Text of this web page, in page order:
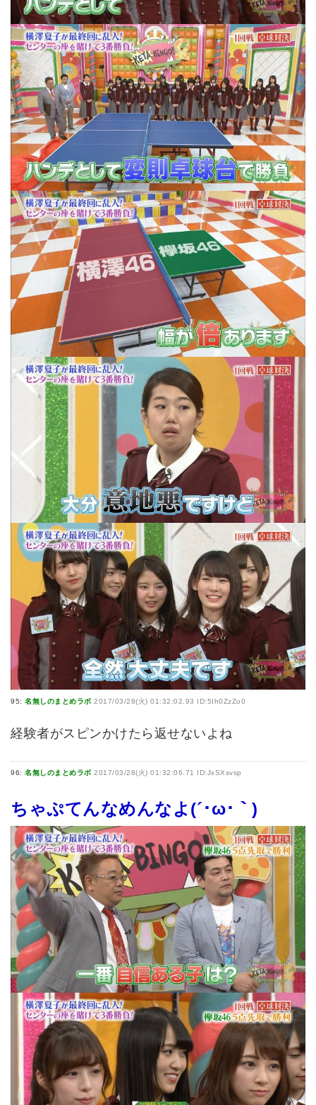
95: 名無しのまとめラボ 2017/03/28(火) 01:32:02.93 ID:5Ih0ZzZo0
経験者がスピンかけたら返せないよね
96: 名無しのまとめラボ 2017/03/28(火) 01:32:06.71 ID:JxSXsvsp
ちゃぷてんなめんなよ(´･ω･｀)